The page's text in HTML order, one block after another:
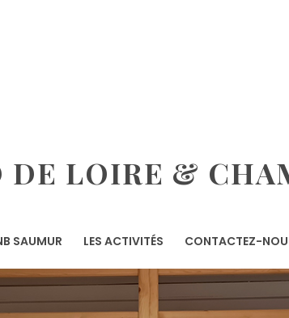
DE LOIRE &
SAUMUR LES ACTIVITÉS CONTACTEZ-